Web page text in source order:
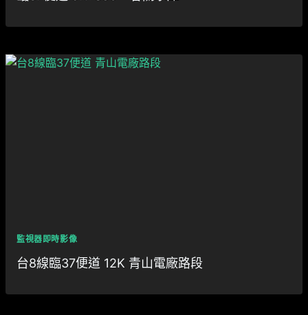
監視器即時影像
台8線臨37便道 12K 青山電廠路段